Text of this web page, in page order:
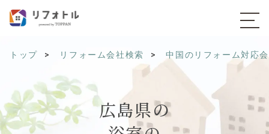
トップ リフォーム会社検索 中国のリフォーム対応
広島県の